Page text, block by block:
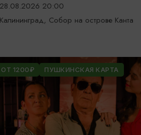
28.08.2026 20:00
Калининград, Собор на острове Канта
ОТ 1200₽ ПУШКИНСКАЯ КАРТА